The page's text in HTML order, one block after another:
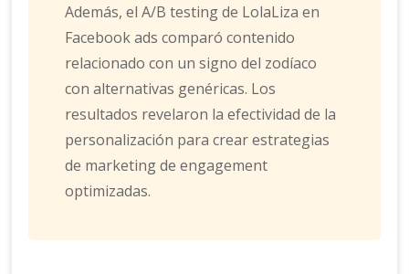
Además, el A/B testing de LolaLiza en
Facebook ads comparó contenido
relacionado con un signo del zodíaco
con alternativas genéricas. Los
resultados revelaron la efectividad de la
personalización para crear estrategias
de marketing de engagement
optimizadas.